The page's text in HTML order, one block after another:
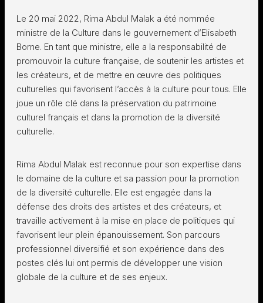
Le 20 mai 2022, Rima Abdul Malak a été nommée
ministre de la Culture dans le gouvernement d’Elisabeth
Borne. En tant que ministre, elle a la responsabilité de
promouvoir la culture française, de soutenir les artistes et
les créateurs, et de mettre en œuvre des politiques
culturelles qui favorisent l’accès à la culture pour tous. Elle
joue un rôle clé dans la préservation du patrimoine
culturel français et dans la promotion de la diversité
culturelle.
Rima Abdul Malak est reconnue pour son expertise dans
le domaine de la culture et sa passion pour la promotion
de la diversité culturelle. Elle est engagée dans la
défense des droits des artistes et des créateurs, et
travaille activement à la mise en place de politiques qui
favorisent leur plein épanouissement. Son parcours
professionnel diversifié et son expérience dans des
postes clés lui ont permis de développer une vision
globale de la culture et de ses enjeux.